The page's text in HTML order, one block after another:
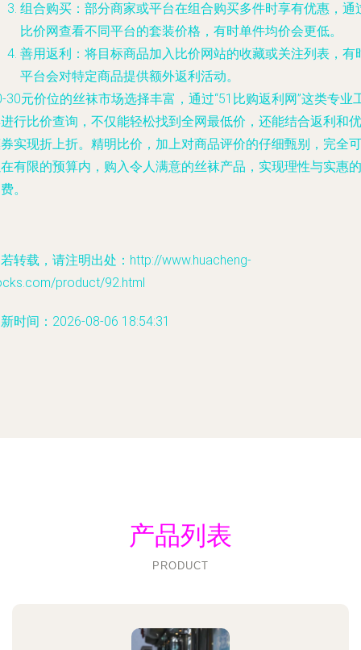
组合购买 ：部分商家或平台在组合购买多件时享有优惠，通
比价网查看不同平台的套装价格，有时单件均价会更低。
善用返利 ：将目标商品加入比价网站的收藏或关注列表，有
平台会对特定商品提供额外返利活动。
30元价位的丝袜市场选择丰富，通过“51比购返利网”这类专业
行比价查询，不仅能轻松找到全网最低价，还能结合返利和优
实现折上折。精明比价，加上对商品评价的仔细甄别，完全可
有限的预算内，购入令人满意的丝袜产品，实现理性与实惠的
。
转载，请注明出处：http://www.huacheng-
product/92.html
时间：2026-08-06 18:54:31
产品列表
PRODUCT